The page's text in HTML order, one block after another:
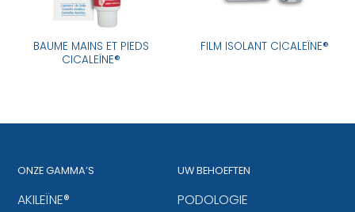
BAUME MAINS ET PIEDS
CICALEÏNE®
FILM ISOLANT CICALEÏNE®
ONZE GAMMA’S
AKILEÏNE®
UW BEHOEFTEN
PODOLOGIE